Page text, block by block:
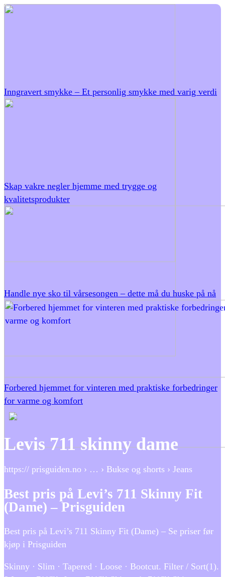
Inngravert smykke – Et personlig smykke med varig verdi
Skap vakre negler hjemme med trygge og
kvalitetsprodukter
Handle nye sko til vårsesongen – dette må du huske på nå
Forbered hjemmet for vinteren med praktiske forbedringer
for varme og komfort
Levis 711 skinny dame
https:// prisguiden.no › … › Bukse og shorts › Jeans
Best pris på Levi’s 711 Skinny Fit
(Dame) – Prisguiden
Best pris på Levi’s 711 Skinny Fit (Dame) – Se priser før
kjøp i Prisguiden
Skinny · Slim · Tapered · Loose · Bootcut. Filter / Sort(1).